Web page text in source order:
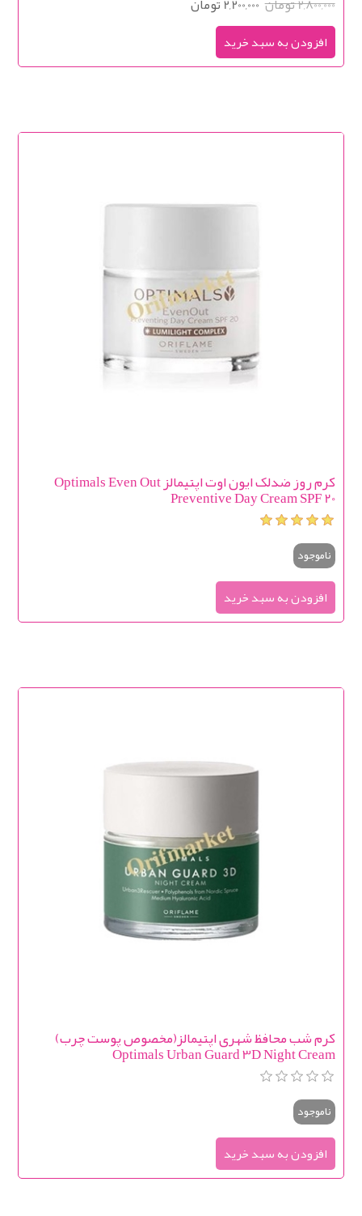
کرم روز ضدلک ایون اوت اپتیمالز Optimals Even Out
Preventive Day Cream SPF 20
ناموجود
کرم شب محافظ شهری اپتیمالز(مخصوص پوست چرب)
Optimals Urban Guard 3D Night Cream
ناموجود